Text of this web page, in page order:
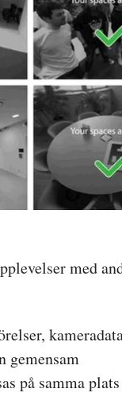
med
gemensam
på samma